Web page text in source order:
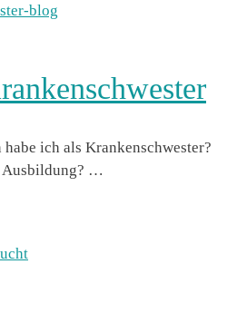
ich als Krankenschwester?
Ausbildung? …